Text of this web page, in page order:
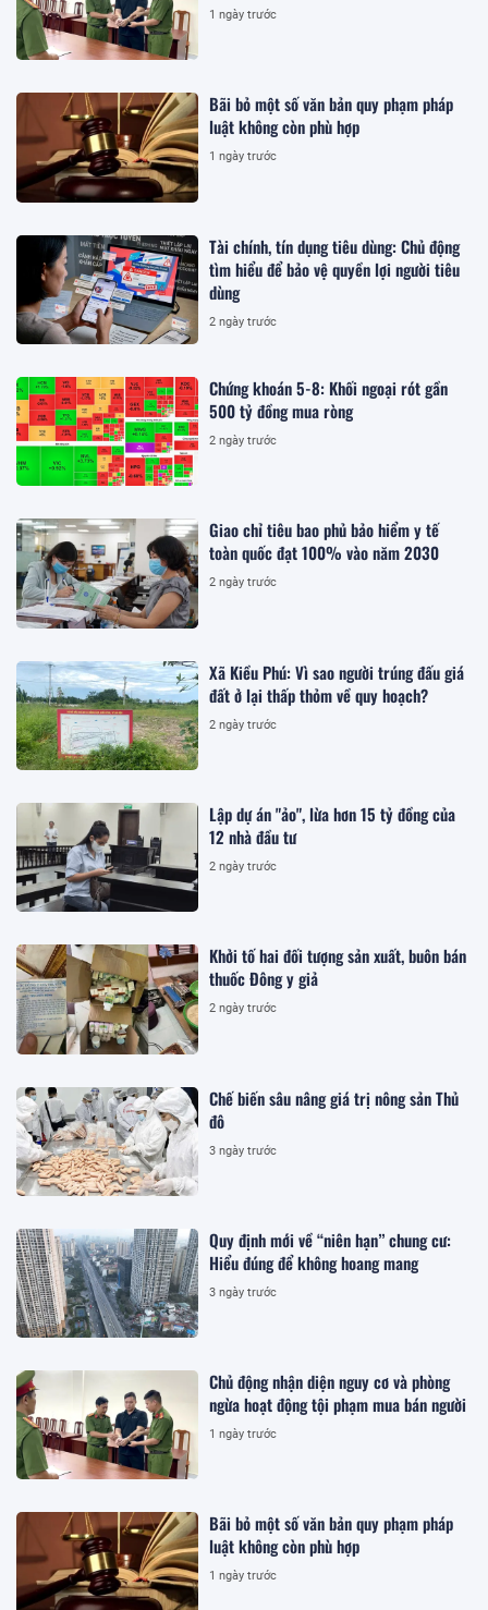
1 ngày trước
Bãi bỏ một số văn bản quy phạm pháp
luật không còn phù hợp
1 ngày trước
Tài chính, tín dụng tiêu dùng: Chủ động
tìm hiểu để bảo vệ quyền lợi người tiêu
dùng
2 ngày trước
Chứng khoán 5-8: Khối ngoại rót gần
500 tỷ đồng mua ròng
2 ngày trước
Giao chỉ tiêu bao phủ bảo hiểm y tế
toàn quốc đạt 100% vào năm 2030
2 ngày trước
Xã Kiều Phú: Vì sao người trúng đấu giá
đất ở lại thấp thỏm về quy hoạch?
2 ngày trước
Lập dự án "ảo", lừa hơn 15 tỷ đồng của
12 nhà đầu tư
2 ngày trước
Khởi tố hai đối tượng sản xuất, buôn bán
thuốc Đông y giả
2 ngày trước
Chế biến sâu nâng giá trị nông sản Thủ
đô
3 ngày trước
Quy định mới về “niên hạn” chung cư:
Hiểu đúng để không hoang mang
3 ngày trước
Chủ động nhận diện nguy cơ và phòng
ngừa hoạt động tội phạm mua bán người
1 ngày trước
Bãi bỏ một số văn bản quy phạm pháp
luật không còn phù hợp
1 ngày trước